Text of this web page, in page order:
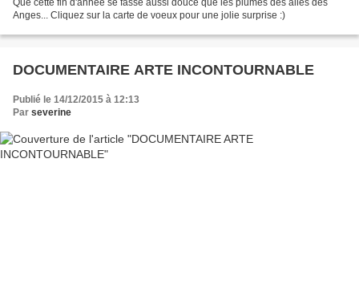
Anges... Cliquez sur la carte de voeux pour une jolie surprise :)
DOCUMENTAIRE ARTE INCONTOURNABLE
Publié le 14/12/2015 à 12:13
Par severine